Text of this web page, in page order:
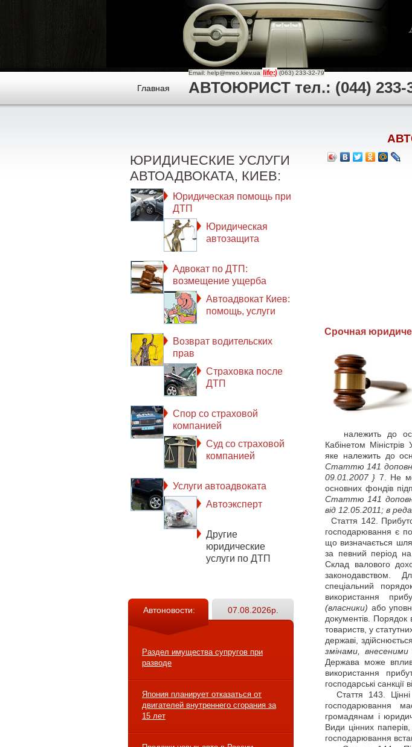
Главная
Email: help@mreo.kiev.ua (063) 233-32-79
АВТОЮРИСТ тел.: (044) 233-
ЮРИДИЧЕСКИЕ УСЛУГИ
АВТОАДВОКАТА, КИЕВ:
Юридическая помощь при
ДТП
Юридическая
автозащита
Адвокат по ДТП:
возмещение ущерба
Автоадвокат Киев:
помощь, услуги
Возврат водительских
прав
Страховка после
ДТП
Спор со страховой
компанией
Суд со страховой
компанией
Услуги автоадвоката
Автоэксперт
Другие
юридические
услуги по ДТП
Автоновости: 07.08.2026р.
Раздел имущества супругов при
разводе
Япония планирует отказаться от
двигателей внутреннего сгорания за
15 лет
Cрочная
належить до
Кабінетом
яке належить до
Статтю 141
09.01.2007 } 7. Не
основних фондів
Статтю 141
від 12.05.2011; в
Стаття 142.
господарювання є
що визначається
за певний період
Склад валового
законодавством.
спеціальний
використання
(власники) або
документів. Порядок
товариств, у
державі,
змінами,
Держава може
використання
господарські санкції
Стаття 143.
господарювання
громадянам і
Види цінних
господарювання